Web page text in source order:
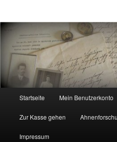
Startseite Mein Benutzerkonto
Zur Kasse gehen
Impressum